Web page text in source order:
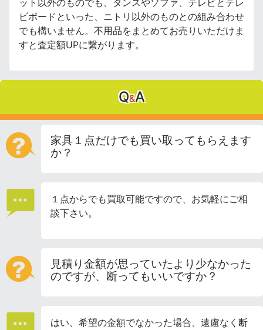
ット以外のものでも、タンスやソファ、テレビとテレ
ビボードといった、ニトリ以外のものとの組み合わせ
でも構いません。不用品をまとめてお売りいただけま
すと査定額UPに繋がります。
Q&A
家具１点だけでも買い取ってもらえます
か？
１点からでも買取可能ですので、お気軽にご相
談下さい。
見積り金額が思っていたより少なかった
のですが、断ってもいいですか？
はい、希望の金額でなかった場合、遠慮なく断